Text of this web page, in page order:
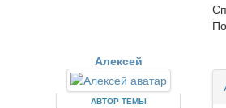
Алексей
АВТОР ТЕМЫ